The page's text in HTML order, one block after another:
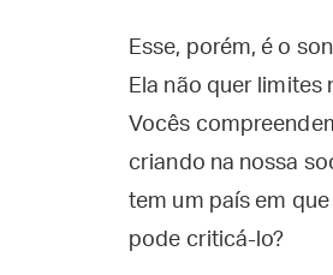
Esse, porém, é o
Ela não quer
Vocês
criando na nossa
tem um país em
pode criticá-lo?